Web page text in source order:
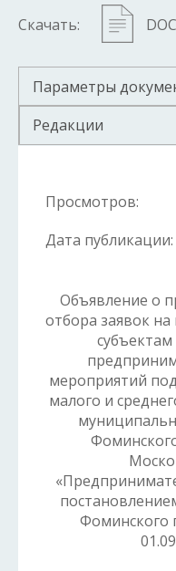
Скачать:
Параметры
Редакции
Просмотров:
Дата публикации:
Объявление о
отбора заявок на
мероприятий
малого и
Фоминского